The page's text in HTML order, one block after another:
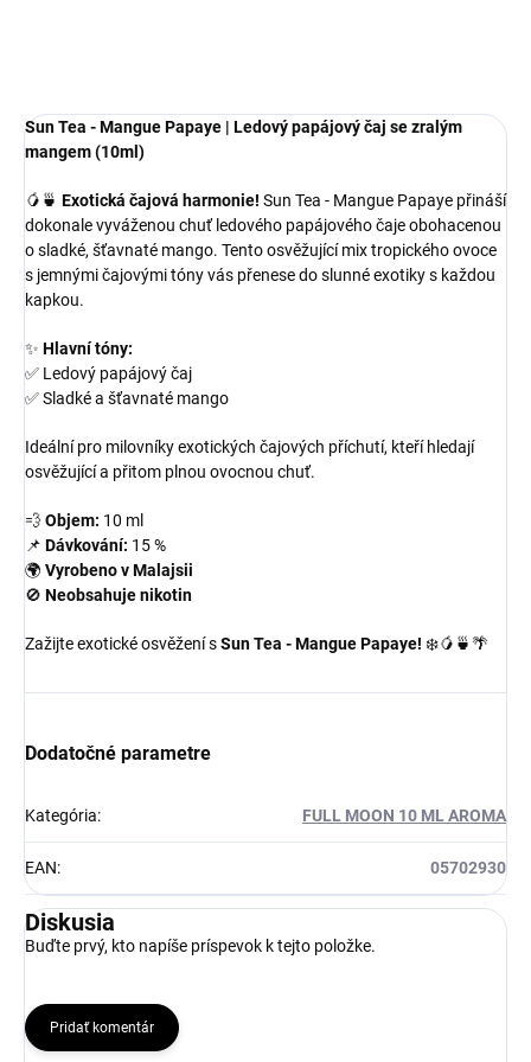
Sun Tea - Mangue Papaye | Ledový papájový čaj se zralým
mangem (10ml)
🥭🍵 Exotická čajová harmonie! Sun Tea - Mangue Papaye přináší
dokonale vyváženou chuť ledového papájového čaje obohacenou
o sladké, šťavnaté mango. Tento osvěžující mix tropického ovoce
s jemnými čajovými tóny vás přenese do slunné exotiky s každou
kapkou.
✨ Hlavní tóny:
✅ Ledový papájový čaj
✅ Sladké a šťavnaté mango
Ideální pro milovníky exotických čajových příchutí, kteří hledají
osvěžující a přitom plnou ovocnou chuť.
💨Objem: 10 ml
📌 Dávkování: 15 %
🌍 Vyrobeno v Malajsii
🚫 Neobsahuje nikotin
Zažijte exotické osvěžení sSun Tea - Mangue Papaye! ❄️🥭🍵🌴
Dodatočné parametre
Kategória: FULL MOON 10 ML AROMA
EAN: 05702930
Diskusia
Buďte prvý, kto napíše príspevok k tejto položke.
Pridať komentár